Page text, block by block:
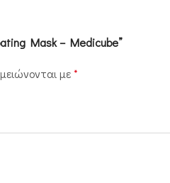
Mask – Medicube”
με*